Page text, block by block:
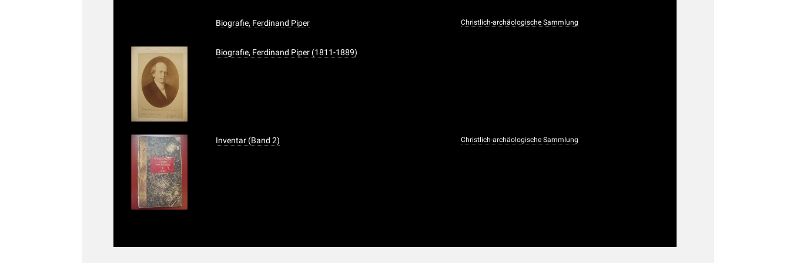
Biografie, Ferdinand Piper Christlich-archäologische Sammlung
Biografie, Ferdinand Piper (1811-1889)
Inventar (Band 2) Christlich-archäologische Sammlung